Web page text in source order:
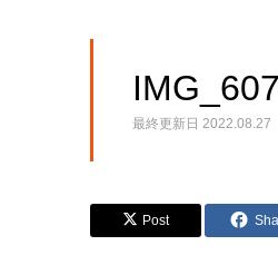
最終更新日 2022.08.27
Post